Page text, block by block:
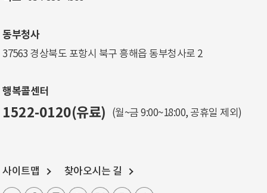
동부청사
37563 경상북도 포항시 북구 흥해읍 동부청사로 2
행복콜센터
1522-0120(유료) (월~금 9:00~18:00, 공휴일 제외)
사이트맵 찾아오시는 길